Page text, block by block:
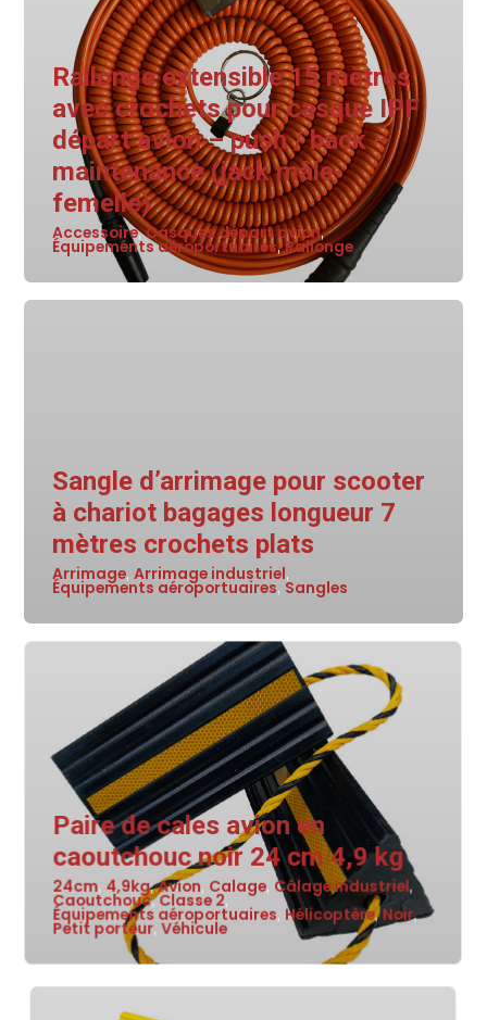
Rallonge extensible 15 mètres
avec crochets pour casque IPF
départ avion – push / back –
maintenance (jack mâle-
femelle)
Accessoire,Casques départ avion,
Équipements aéroportuaires,Rallonge
Sangle d’arrimage pour scooter
à chariot bagages longueur 7
mètres crochets plats
Arrimage, Arrimage industriel,
Équipements aéroportuaires, Sangles
Paire de cales avion en
caoutchouc noir 24 cm 4,9 kg
24cm, 4,9kg,Avion, Calage, Câlage industriel,
Caoutchouc,Classe 2,
Équipements aéroportuaires, Hélicoptère,Noir,
Petit porteur,Véhicule